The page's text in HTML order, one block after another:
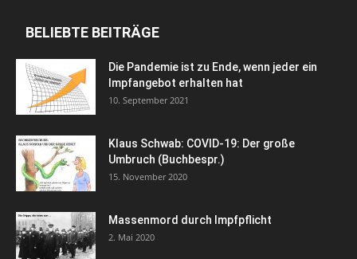
BELIEBTE BEITRÄGE
Die Pandemie ist zu Ende, wenn jeder ein
Impfangebot erhalten hat
10. September 2021
Klaus Schwab: COVID-19: Der große
Umbruch (Buchbespr.)
15. November 2020
Massenmord durch Impfpflicht
2. Mai 2020